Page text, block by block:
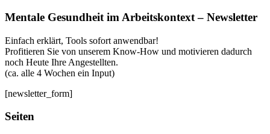
Mentale Gesundheit im Arbeitskontext – Newsletter
Einfach erklärt, Tools sofort anwendbar!
Profitieren Sie von unserem Know-How und motivieren dadurch
noch Heute Ihre Angestellten.
(ca. alle 4 Wochen ein Input)
[newsletter_form]
Seiten